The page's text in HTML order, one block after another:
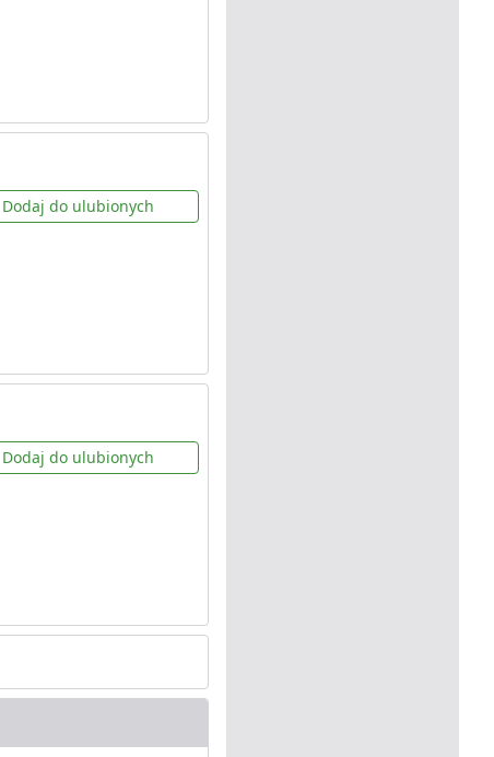
Dodaj do ulubionych
Dodaj do ulubionych